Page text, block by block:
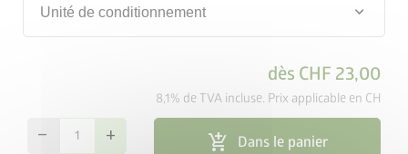
Unité de conditionnement keyboard_arrow_down
dès CHF 23,00
8,1% de TVA incluse. Prix applicable en CH
remove add add_shopping_cart Dans le panier